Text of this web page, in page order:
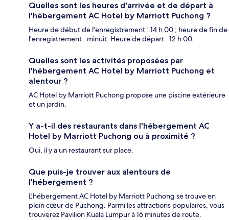
Quelles sont les heures d'arrivée et de départ à
l'hébergement AC Hotel by Marriott Puchong ?
Heure de début de l'enregistrement : 14 h 00 ; heure de fin de
l'enregistrement : minuit. Heure de départ : 12 h 00.
Quelles sont les activités proposées par
l'hébergement AC Hotel by Marriott Puchong et
alentour ?
AC Hotel by Marriott Puchong propose une piscine extérieure
et un jardin.
Y a-t-il des restaurants dans l'hébergement AC
Hotel by Marriott Puchong ou à proximité ?
Oui, il y a un restaurant sur place.
Que puis-je trouver aux alentours de
l'hébergement ?
L'hébergement AC Hotel by Marriott Puchong se trouve en
plein cœur de Puchong. Parmi les attractions populaires, vous
trouverez Pavilion Kuala Lumpur à 16 minutes de route.